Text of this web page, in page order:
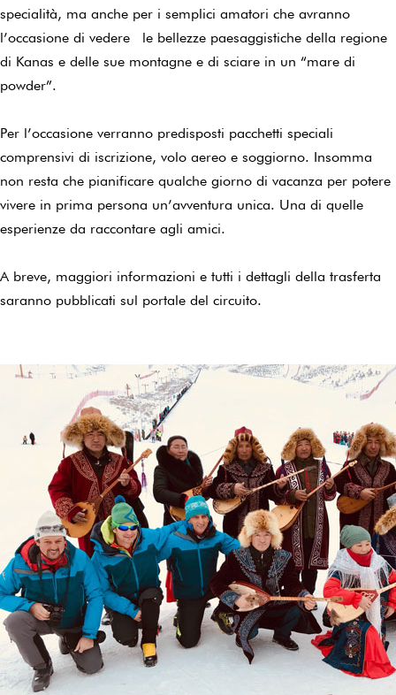
specialità, ma anche per i semplici amatori che avranno
l’occasione di vedere le bellezze paesaggistiche della regione
di Kanas e delle sue montagne e di sciare in un “mare di
powder”.
Per l’occasione verranno predisposti pacchetti speciali
comprensivi di iscrizione, volo aereo e soggiorno. Insomma
non resta che pianificare qualche giorno di vacanza per potere
vivere in prima persona un’avventura unica. Una di quelle
esperienze da raccontare agli amici.
A breve, maggiori informazioni e tutti i dettagli della trasferta
saranno pubblicati sul portale del circuito.